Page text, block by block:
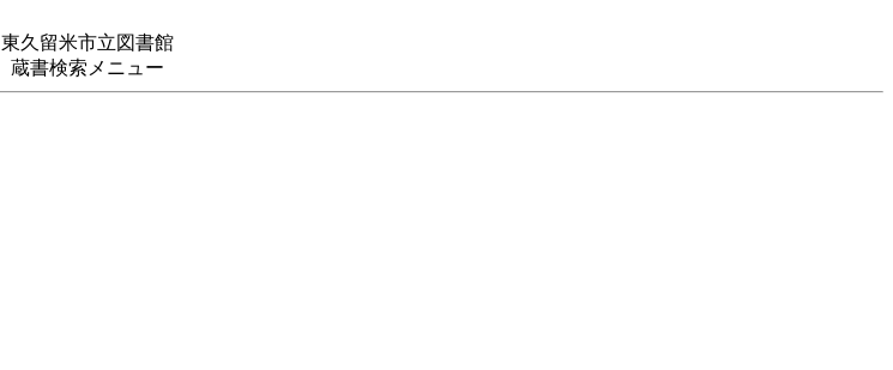
東久留米市立図書館
蔵書検索メニュー